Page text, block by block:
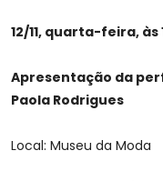
12/11, quarta-feira, às
Apresentação da
Paola Rodrigues
Local: Museu da Moda